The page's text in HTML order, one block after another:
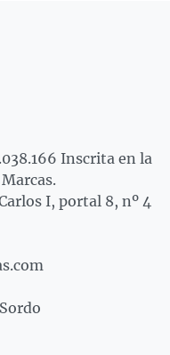
Inscrita en la
I, portal 8, nº 4